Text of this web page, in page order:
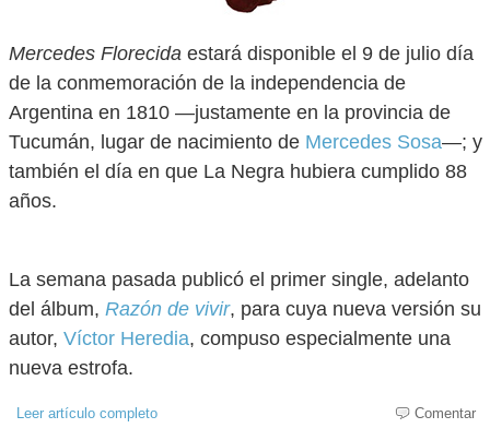
Mercedes Florecida estará disponible el 9 de julio día
de la conmemoración de la independencia de
Argentina en 1810 —justamente en la provincia de
Tucumán, lugar de nacimiento de Mercedes Sosa—; y
también el día en que La Negra hubiera cumplido 88
años.
La semana pasada publicó el primer single, adelanto
del álbum, Razón de vivir, para cuya nueva versión su
autor, Víctor Heredia, compuso especialmente una
nueva estrofa.
Leer artículo completo Comentar